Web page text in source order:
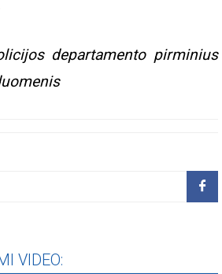
departamento pirminius
VIDEO: